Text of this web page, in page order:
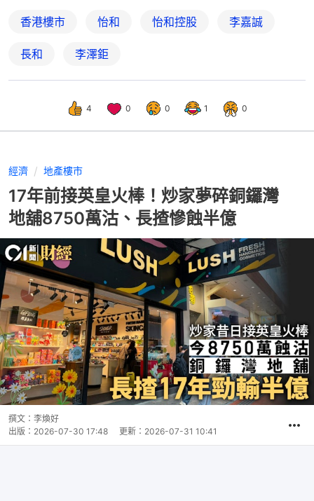
香港樓市 怡和 怡和控股 李嘉誠
長和 李澤鉅
4 0 0 1 0
經濟 地產樓市
17年前接英皇火棒！炒家夢碎銅鑼灣
地舖8750萬沽、長揸慘蝕半億
撰文： 李煥好
出版： 2026-07-30 17:48 更新： 2026-07-31 10:41